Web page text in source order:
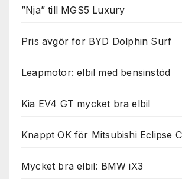
”Nja” till MGS5 Luxury
Pris avgör för BYD Dolphin Surf
Leapmotor: elbil med bensinstöd
Kia EV4 GT mycket bra elbil
Knappt OK för Mitsubishi Eclipse
Mycket bra elbil: BMW iX3